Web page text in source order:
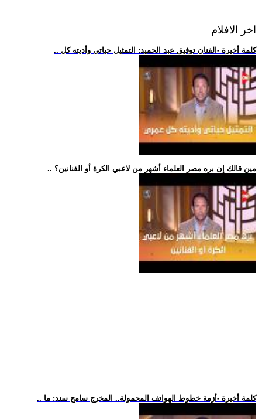
اخر الافلام
.. كلمة أخيرة -الفنان توفيق عبد الحميد: التمثيل حياتي وأديته كل
.. مين قالك إن بره مصر العلماء أشهر من لاعبي الكرة أو الفنانين؟
.. كلمة أخيرة -أزمة خطوط الهواتف المحمولة.. المخرج سامح سند: ما